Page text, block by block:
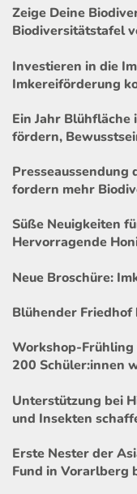
Zeige Deine
Biodiversitätstafel
Investieren in die
Imkereiförderung
Ein Jahr
fördern,
Presseaussendung
fordern mehr
Süße Neuigkeiten
Hervorragende
Neue Broschüre:
Blühender
Workshop-Frühling
200 Schüler:innen
Unterstützung bei
und Insekten
Erste Nester der
Fund in Vorarlberg